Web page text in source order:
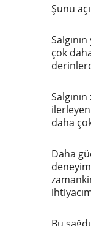
Şunu
çok
daha
Daha